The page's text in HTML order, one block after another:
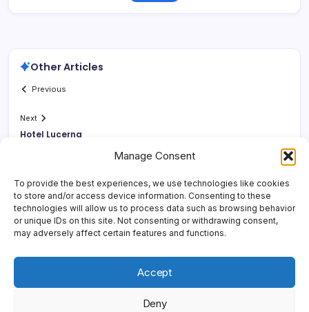
Manage Consent
To provide the best experiences, we use technologies like cookies
to store and/or access device information. Consenting to these
technologies will allow us to process data such as browsing behavior
or unique IDs on this site. Not consenting or withdrawing consent,
may adversely affect certain features and functions.
Accept
Deny
Other Articles
Previous
Next
Hotel Lucerna